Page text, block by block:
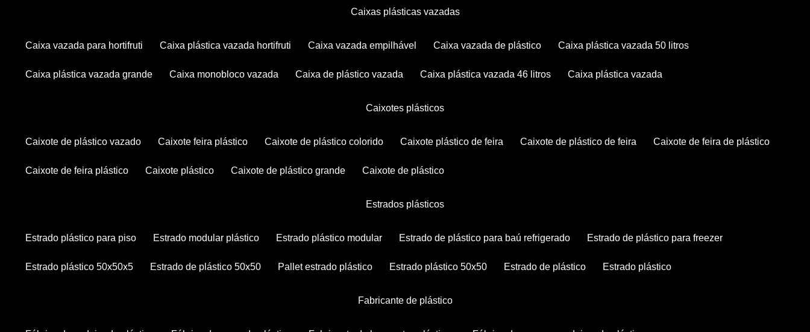
caixas plásticas vazadas
caixa vazada para hortifruti caixa plástica vazada hortifruti caixa vazada empilhável caixa vazada de plástico caixa plástica vazada 50 litros
caixa plástica vazada grande caixa monobloco vazada caixa de plástico vazada caixa plástica vazada 46 litros caixa plástica vazada
caixotes plásticos
caixote de plástico vazado caixote feira plástico caixote de plástico colorido caixote plástico de feira caixote de plástico de feira caixote de feira de plástico
caixote de feira plástico caixote plástico caixote de plástico grande caixote de plástico
estrados plásticos
estrado plástico para piso estrado modular plástico estrado plástico modular estrado de plástico para baú refrigerado estrado de plástico para freezer
estrado plástico 50x50x5 estrado de plástico 50x50 pallet estrado plástico estrado plástico 50x50 estrado de plástico estrado plástico
fabricante de plástico